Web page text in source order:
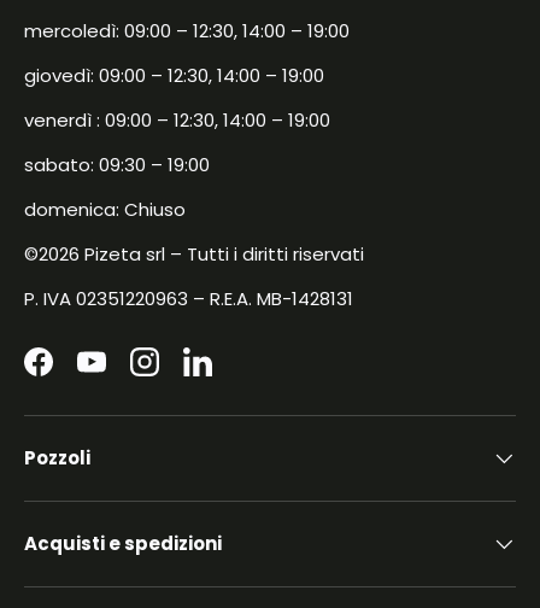
mercoledì: 09:00 – 12:30, 14:00 – 19:00
giovedì: 09:00 – 12:30, 14:00 – 19:00
venerdì : 09:00 – 12:30, 14:00 – 19:00
sabato: 09:30 – 19:00
domenica: Chiuso
©2026 Pizeta srl – Tutti i diritti riservati
P. IVA 02351220963 – R.E.A. MB-1428131
FacebookYouTubeInstagramLinkedIn
Pozzoli
Acquisti e spedizioni